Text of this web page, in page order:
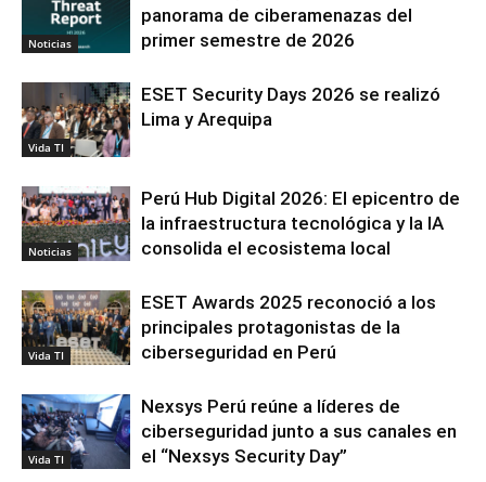
Noticias
panorama de ciberamenazas del
primer semestre de 2026
Vida TI
ESET Security Days 2026 se realizó
Lima y Arequipa
Noticias
Perú Hub Digital 2026: El epicentro de
la infraestructura tecnológica y la IA
consolida el ecosistema local
Vida TI
ESET Awards 2025 reconoció a los
principales protagonistas de la
ciberseguridad en Perú
Vida TI
Nexsys Perú reúne a líderes de
ciberseguridad junto a sus canales en
el “Nexsys Security Day”